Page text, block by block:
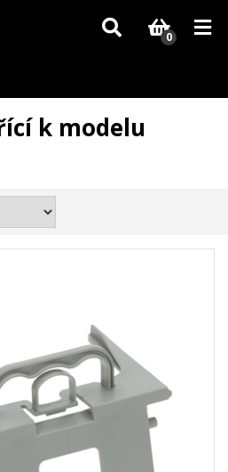
dodání dílů, které nejsou skladem,
za pochopení.
0
k modelu